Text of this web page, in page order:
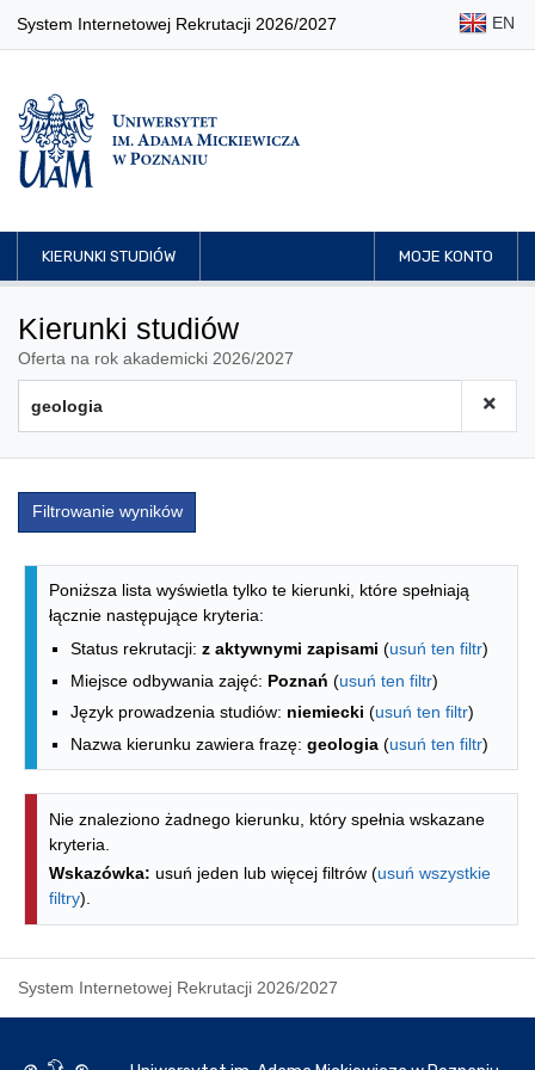
System Internetowej Rekrutacji 2026/2027 EN
KIERUNKI STUDIÓW MOJE KONTO
Kierunki studiów
Oferta na rok akademicki 2026/2027
Filtrowanie wyników
Lista kierunków - indeks alfabetyczny
Poniższa lista wyświetla tylko te kierunki, które spełniają
łącznie następujące kryteria:
Status rekrutacji: z aktywnymi zapisami (usuń ten filtr)
Miejsce odbywania zajęć: Poznań (usuń ten filtr)
Język prowadzenia studiów: niemiecki (usuń ten filtr)
Nazwa kierunku zawiera frazę: geologia (usuń ten filtr)
Nie znaleziono żadnego kierunku, który spełnia wskazane
kryteria.
Wskazówka: usuń jeden lub więcej filtrów (usuń wszystkie
filtry).
System Internetowej Rekrutacji 2026/2027